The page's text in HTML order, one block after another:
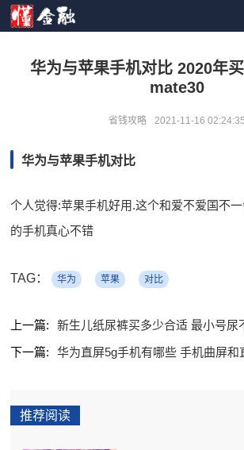
华为与苹果手机对比 2020年
mate30
省钱攻略 2021-11-16 02:24:35
华为与苹果手机对比
个人觉得:苹果手机好用.这个和爱不爱国不
的手机真心不错
TAG： 华为 苹果 对比
上一篇:
新生儿纸尿裤买多少合适 最小号尿
下一篇:
华为直屏5g手机有哪些 手机曲屏和
推荐阅读